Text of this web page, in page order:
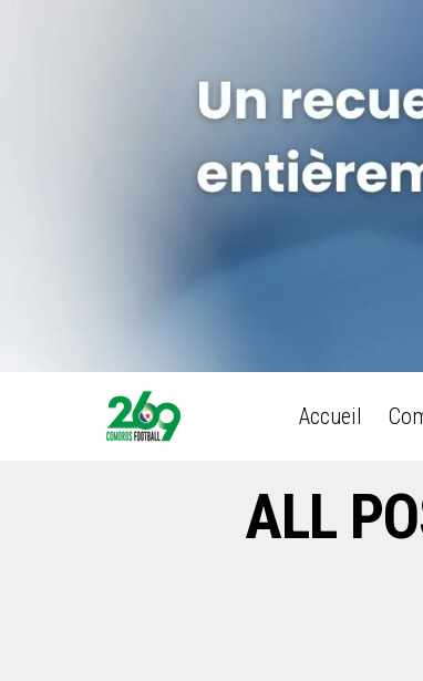
Accueil
ALL